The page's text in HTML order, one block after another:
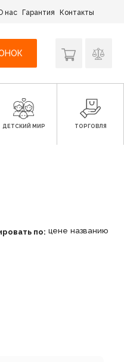
нас Гарантия Контакты
ДЕТСКИЙ МИР ТОРГОВЛЯ
по: цене названию